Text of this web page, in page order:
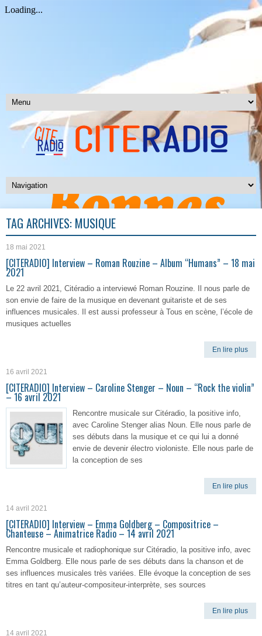
TAG ARCHIVES: MUSIQUE
18 mai 2021
[CITERADIO] Interview – Roman Rouzine – Album “Humans” – 18 mai
2021
Le 22 avril 2021, Citéradio a interviewé Roman Rouzine. Il nous parle de
son envie de faire de la musique en devenant guitariste et de ses
influences musicales. Il est aussi professeur à Tous en scène, l’école de
musiques actuelles
En lire plus
16 avril 2021
[CITERADIO] Interview – Caroline Stenger – Noun – “Rock the violin”
– 16 avril 2021
Rencontre musicale sur Citéradio, la positive info,
avec Caroline Stenger alias Noun. Elle nous parle de
ses débuts dans la musique et ce qui lui a donné
envie de devenir électro violoniste. Elle nous parle de
la conception de ses
En lire plus
14 avril 2021
[CITERADIO] Interview – Emma Goldberg – Compositrice –
Chanteuse – Animatrice Radio – 14 avril 2021
Rencontre musicale et radiophonique sur Citéradio, la positive info, avec
Emma Goldberg. Elle nous parle de ses débuts dans la chanson et de
ses influences musicales très variées. Elle évoque la conception de ses
titres en tant qu’auteur-compositeur-interprète, ses sources
En lire plus
14 avril 2021